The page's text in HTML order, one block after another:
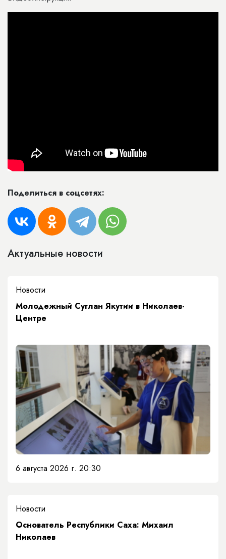
Поделиться в соцсетях:
Актуальные новости
Новости
Молодежный Суглан Якутии в Николаев-
Центре
6 августа 2026 г. 20:30
Новости
Основатель Республики Саха: Михаил
Николаев